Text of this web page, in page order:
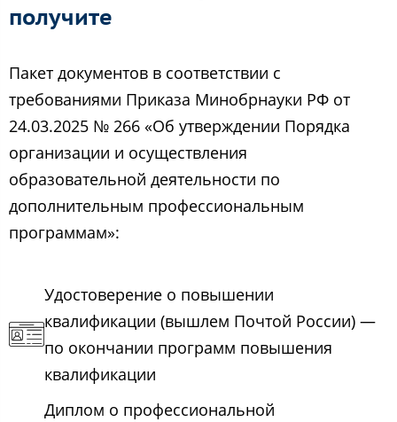
получите
Пакет документов в соответствии с
требованиями Приказа Минобрнауки РФ от
24.03.2025 № 266 «Об утверждении Порядка
организации и осуществления
образовательной деятельности по
дополнительным профессиональным
программам»:
Удостоверение о повышении
квалификации (вышлем Почтой России) —
по окончании программ повышения
квалификации
Диплом о профессиональной